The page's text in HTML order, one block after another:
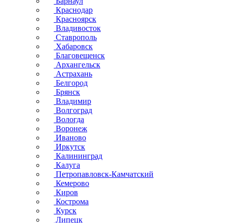
Краснодар
Красноярск
Владивосток
Ставрополь
Хабаровск
Благовещенск
Архангельск
Астрахань
Белгород
Брянск
Владимир
Волгоград
Вологда
Воронеж
Иваново
Иркутск
Калининград
Калуга
Петропавловск-Камчатский
Кемерово
Киров
Кострома
Курск
Липецк